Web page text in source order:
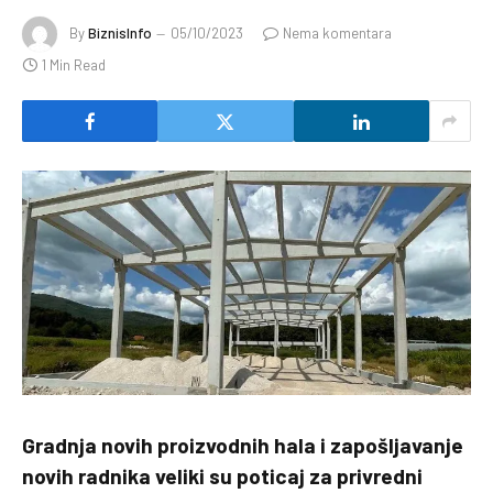
ByBiznisInfo 05/10/2023
Nema komentara
1 Min Read
Gradnja novih proizvodnih hala i zapošljavanje
novih radnika veliki su poticaj za privredni